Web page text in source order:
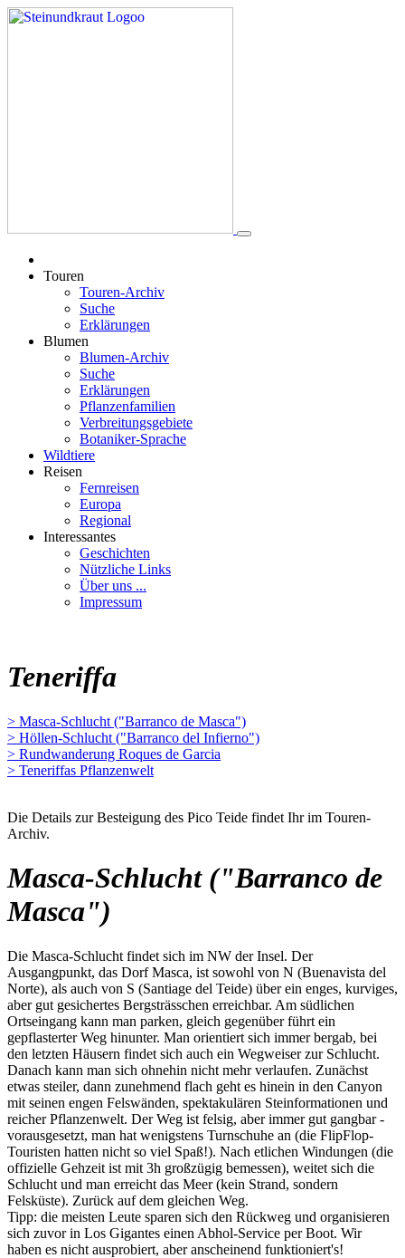
Touren
Touren-Archiv
Suche
Erklärungen
Blumen
Blumen-Archiv
Suche
Erklärungen
Pflanzenfamilien
Verbreitungsgebiete
Botaniker-Sprache
Wildtiere
Reisen
Fernreisen
Europa
Regional
Interessantes
Geschichten
Nützliche Links
Über uns ...
Impressum
Teneriffa
> Masca-Schlucht ("Barranco de Masca")
> Höllen-Schlucht ("Barranco del Infierno")
> Rundwanderung Roques de Garcia
> Teneriffas Pflanzenwelt
Die Details zur Besteigung des Pico Teide findet Ihr im Touren-
Archiv.
Masca-Schlucht ("Barranco de
Masca")
Die Masca-Schlucht findet sich im NW der Insel. Der
Ausgangpunkt, das Dorf Masca, ist sowohl von N (Buenavista del
Norte), als auch von S (Santiage del Teide) über ein enges, kurviges,
aber gut gesichertes Bergsträsschen erreichbar. Am südlichen
Ortseingang kann man parken, gleich gegenüber führt ein
gepflasterter Weg hinunter. Man orientiert sich immer bergab, bei
den letzten Häusern findet sich auch ein Wegweiser zur Schlucht.
Danach kann man sich ohnehin nicht mehr verlaufen. Zunächst
etwas steiler, dann zunehmend flach geht es hinein in den Canyon
mit seinen engen Felswänden, spektakulären Steinformationen und
reicher Pflanzenwelt. Der Weg ist felsig, aber immer gut gangbar -
vorausgesetzt, man hat wenigstens Turnschuhe an (die FlipFlop-
Touristen hatten nicht so viel Spaß!). Nach etlichen Windungen (die
offizielle Gehzeit ist mit 3h großzügig bemessen), weitet sich die
Schlucht und man erreicht das Meer (kein Strand, sondern
Felsküste). Zurück auf dem gleichen Weg.
Tipp: die meisten Leute sparen sich den Rückweg und organisieren
sich zuvor in Los Gigantes einen Abhol-Service per Boot. Wir
haben es nicht ausprobiert, aber anscheinend funktioniert's!